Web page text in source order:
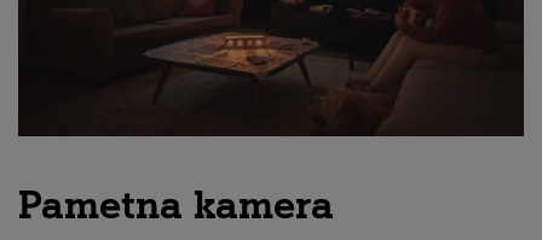
Pametna kamera